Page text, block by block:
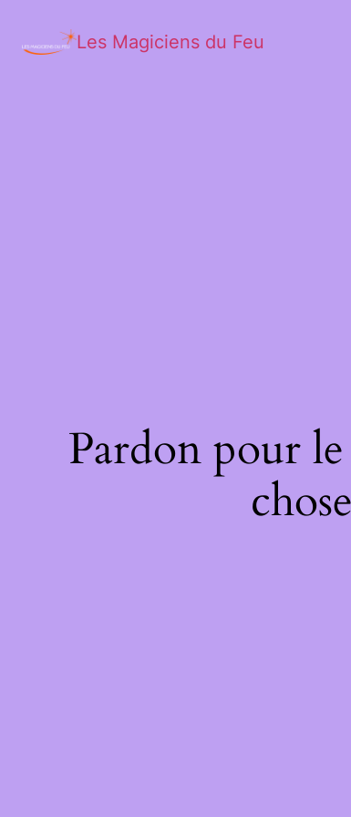
Les Magiciens du Feu
Pardon pour